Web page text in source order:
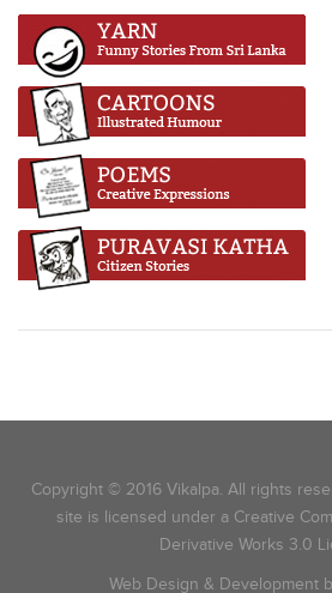
Copyright © 2016 Vikalpa. All rights
site is licensed under a Creative
Derivative Works 3.0
Web Design & Development